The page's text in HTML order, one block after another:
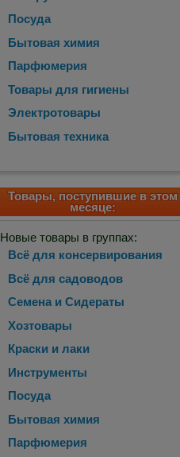
Посуда
Бытовая химия
Парфюмерия
Товары для гигиены
Электротовары
Бытовая техника
Товары, поступившие в этом
месяце:
Новые товары в группах:
Всё для консервирования
Всё для садоводов
Семена и Сидераты
Хозтовары
Краски и лаки
Инструменты
Посуда
Бытовая химия
Парфюмерия